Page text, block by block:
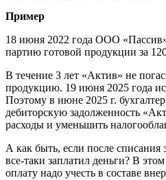
Пример
18 июня 2022 года ООО
партию готовой продукции за
В течение 3 лет «Актив» не
продукцию. 19 июня 2025 года
Поэтому в июне 2025 г.
дебиторскую задолженность
расходы и уменьшить
А как быть, если после списания
все-таки заплатил деньги? В
оплату надо учесть в составе